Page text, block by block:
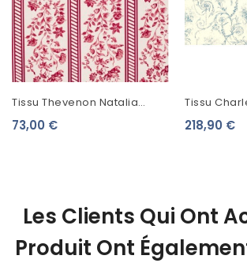
Tissu Thevenon Natalia
Framboise 6026605
73,00 €
Tissu
Popeline LA
218,90 €
Les Clients Qui Ont
Produit Ont